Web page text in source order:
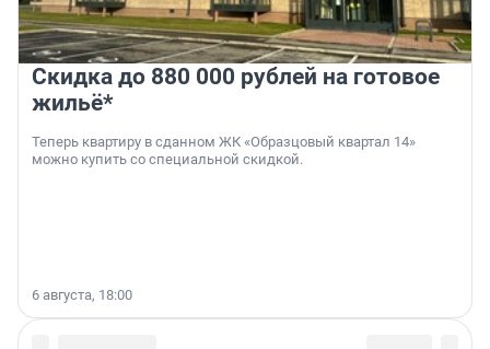
Скидка до 880 000 рублей на готовое
жильё*
Теперь квартиру в сданном ЖК «Образцовый квартал 14»
можно купить со специальной скидкой.
6 августа, 18:00